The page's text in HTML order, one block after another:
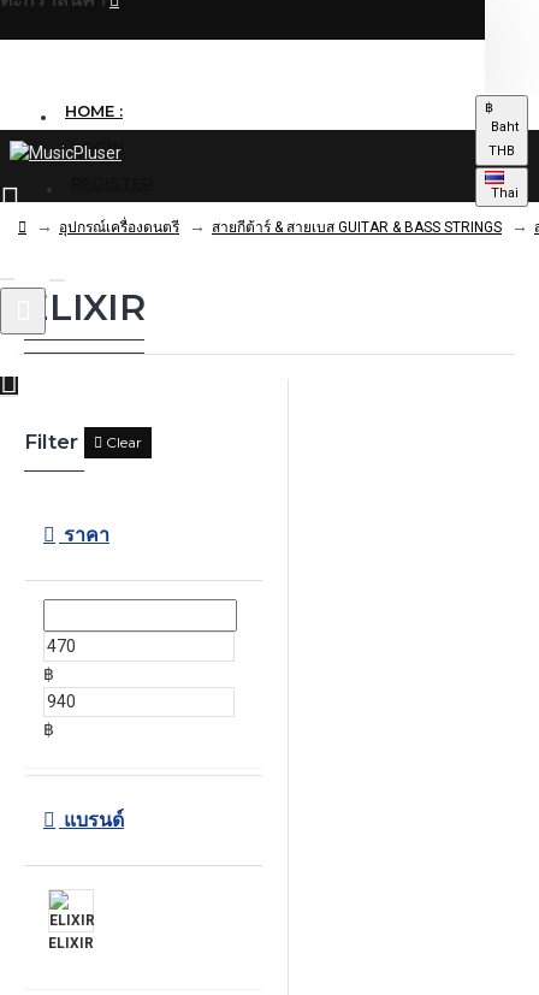
HOME :
LOGIN
฿
Baht
THB
Thai
0 รายการ - 0.00฿
อุปกรณ์เครื่องดนตรี สายกีต้าร์ & สายเบส GUITAR & BASS STRINGS
ELIXIR
Filter Clear
ราคา
฿
฿
แบรนด์
ELIXIR